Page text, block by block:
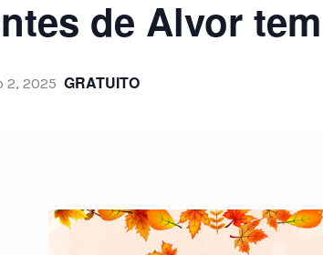
de Alvor
2, 2025 GRATUITO